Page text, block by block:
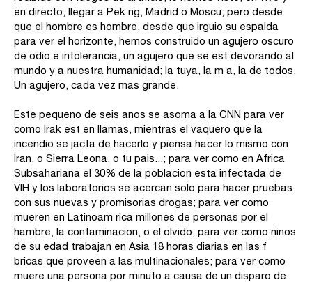
en directo, llegar a Pek ng, Madrid o Moscu; pero desde
que el hombre es hombre, desde que irguio su espalda
para ver el horizonte, hemos construido un agujero oscuro
de odio e intolerancia, un agujero que se est devorando al
mundo y a nuestra humanidad; la tuya, la m a, la de todos.
Un agujero, cada vez mas grande.
Este pequeno de seis anos se asoma a la CNN para ver
como Irak est en llamas, mientras el vaquero que la
incendio se jacta de hacerlo y piensa hacer lo mismo con
Iran, o Sierra Leona, o tu pais...; para ver como en Africa
Subsahariana el 30% de la poblacion esta infectada de
VIH y los laboratorios se acercan solo para hacer pruebas
con sus nuevas y promisorias drogas; para ver como
mueren en Latinoam rica millones de personas por el
hambre, la contaminacion, o el olvido; para ver como ninos
de su edad trabajan en Asia 18 horas diarias en las f
bricas que proveen a las multinacionales; para ver como
muere una persona por minuto a causa de un disparo de